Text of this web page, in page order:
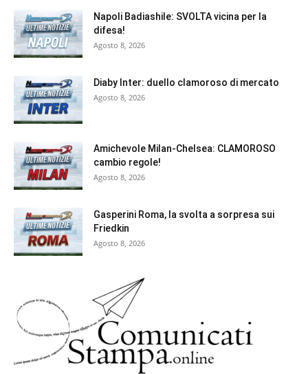
Napoli Badiashile: SVOLTA vicina per la
difesa!
Agosto 8, 2026
Diaby Inter: duello clamoroso di mercato
Agosto 8, 2026
Amichevole Milan-Chelsea: CLAMOROSO
cambio regole!
Agosto 8, 2026
Gasperini Roma, la svolta a sorpresa sui
Friedkin
Agosto 8, 2026